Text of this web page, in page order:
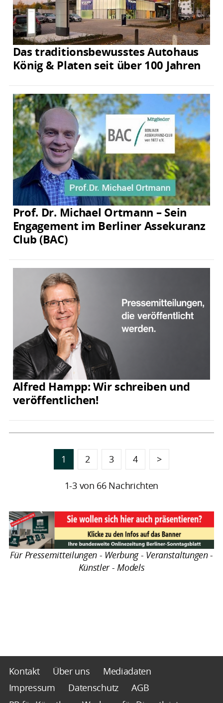
Das traditionsbewusstes Autohaus
König & Platen seit über 100 Jahren
Prof. Dr. Michael Ortmann – Sein
Engagement im Berliner Assekuranz
Club (BAC)
Alfred Hampp: Wir schreiben und
veröffentlichen!
1 2 3 4 >
1-3 von 66 Nachrichten
Für Pressemitteilungen - Werbung - Veranstaltungen -
Künstler - Models
Kontakt Über uns
Mediadaten
Impressum
Datenschutz
AGB